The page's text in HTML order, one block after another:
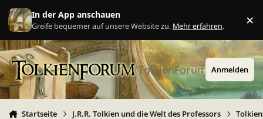
Zu Inhalt springen
In der App anschauen
Greife bequemer auf unsere Website zu. Mehr erfahren. ×
TolkienForum Anmelden
Startseite J.R.R. Tolkien und die Welt des Professors